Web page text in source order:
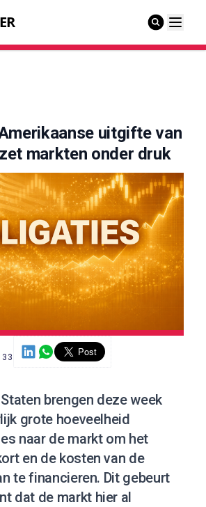
uitgifte van
markten onder druk
brengen deze week
grote hoeveelheid
naar de markt om het
en de kosten van de
te financieren. Dit gebeurt
dat de markt hier al